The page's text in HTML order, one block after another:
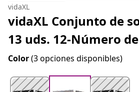
vidaXL
vidaXL Conjunto de
13 uds. 12-Número
Color(3 opciones disponibles)